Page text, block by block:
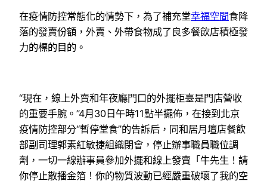
在疫情防控常態化的情勢下，為了補充堂幸福空間食降
落的發賣份額，外賣、外帶食物成了良多餐飲店積極發
力的標的目的。
“現在，線上外賣和年夜廳門口的外擺柜臺是門店營收
的重要手腕。”4月30日午時11點半擺佈，在接到北京
疫情防控部分“暫停堂食”的告訴后，同和居月壇店餐飲
部副司理郭素紅敏捷組織閉會，停止辦事職員職位調
劑，一切一線辦事員參加外擺和線上發賣「牛先生！請
你停止散播金箔！你的物質波動已經嚴重破壞了我的空